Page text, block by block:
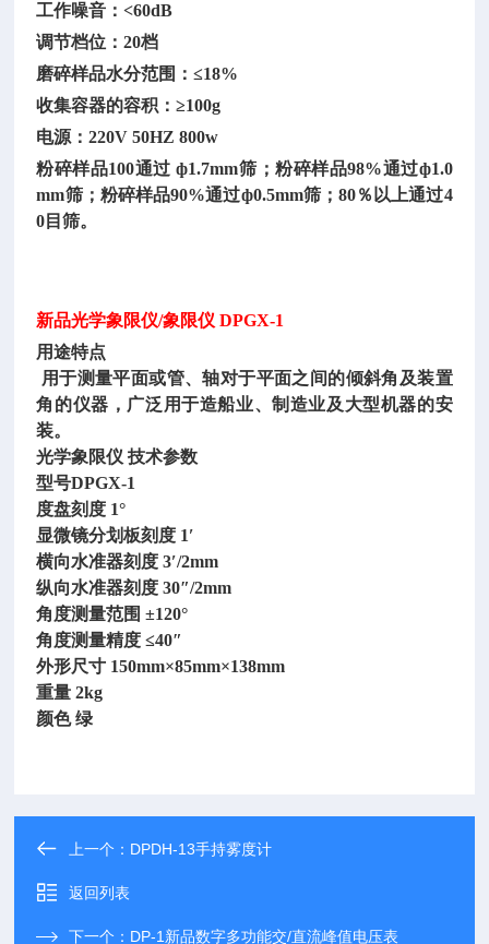
工作噪音：<60dB
调节档位：20档
磨碎样品水分范围：≤18%
收集容器的容积：≥100g
电源：220V 50HZ 800w
粉碎样品100通过 ф1.7mm筛；粉碎样品98%通过ф1.0
mm筛；粉碎样品90%通过ф0.5mm筛；80％以上通过4
0目筛。
新品光学象限仪/象限仪 DPGX-1
用途特点
用于测量平面或管、轴对于平面之间的倾斜角及装置
角的仪器，广泛用于造船业、制造业及大型机器的安
装。
光学象限仪 技术参数
型号DPGX-1
度盘刻度 1°
显微镜分划板刻度 1′
横向水准器刻度 3′/2mm
纵向水准器刻度 30″/2mm
角度测量范围 ±120°
角度测量精度 ≤40″
外形尺寸 150mm×85mm×138mm
重量 2kg
颜色绿
上一个： DPDH-13手持雾度计
返回列表
下一个： DP-1新品数字多功能交/直流峰值电压表